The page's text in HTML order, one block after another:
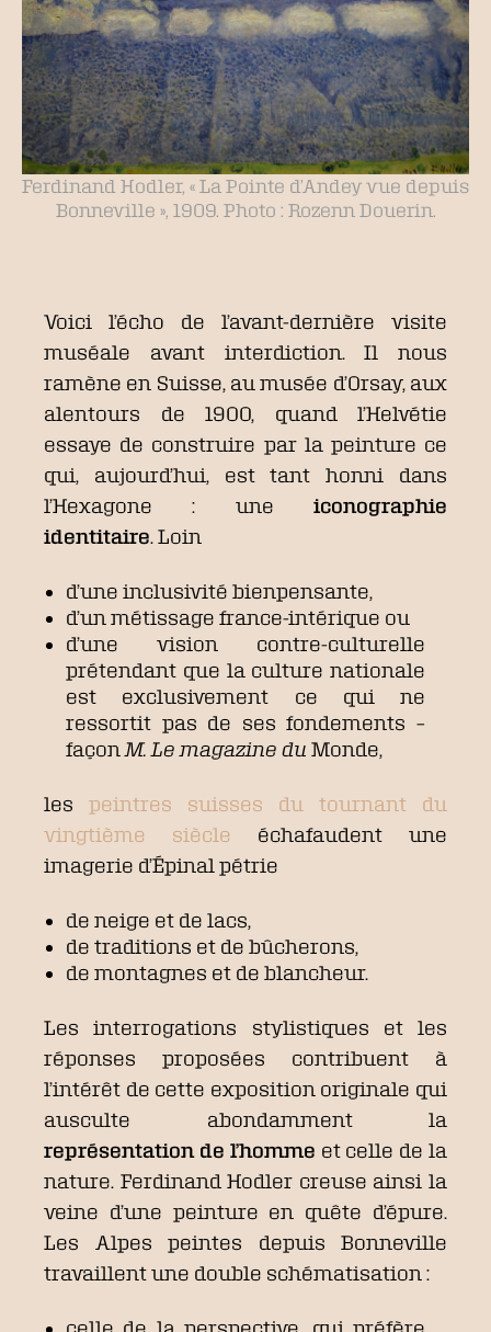
Ferdinand Hodler, « La Pointe d’Andey vue depuis
Bonneville », 1909. Photo : Rozenn Douerin.
Voici l’écho de l’avant-dernière visite
muséale avant interdiction. Il nous
ramène en Suisse, au musée d’Orsay, aux
alentours de 1900, quand l’Helvétie
essaye de construire par la peinture ce
qui, aujourd’hui, est tant honni dans
l’Hexagone : une iconographie
identitaire. Loin
d’une inclusivité bienpensante,
d’un métissage france-intérique ou
d’une vision contre-culturelle
prétendant que la culture nationale
est exclusivement ce qui ne
ressortit pas de ses fondements –
façon M. Le magazine du Monde,
les peintres suisses du tournant du
vingtième siècle échafaudent une
imagerie d’Épinal pétrie
de neige et de lacs,
de traditions et de bûcherons,
de montagnes et de blancheur.
Les interrogations stylistiques et les
réponses proposées contribuent à
l’intérêt de cette exposition originale qui
ausculte abondamment la
représentation de l’homme et celle de la
nature. Ferdinand Hodler creuse ainsi la
veine d’une peinture en quête d’épure.
Les Alpes peintes depuis Bonneville
travaillent une double schématisation :